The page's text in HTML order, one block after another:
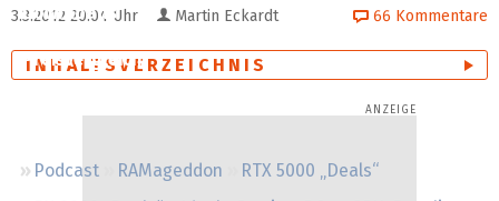
Downloads
Preisvergleich
Podcast RAMageddon
RTX 5000 „Deals“
3.3.2012 20:04 Uhr Martin Eckardt 66 Kommentare
INHALTSVERZEICHNIS